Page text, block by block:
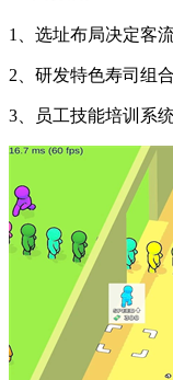
1、选址布局决定客
2、研发特色寿司组
3、员工技能培训系